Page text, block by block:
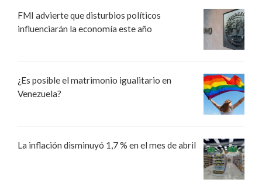
FMI advierte que disturbios políticos
influenciarán la economía este año
¿Es posible el matrimonio igualitario en
Venezuela?
La inflación disminuyó 1,7 % en el mes de abril